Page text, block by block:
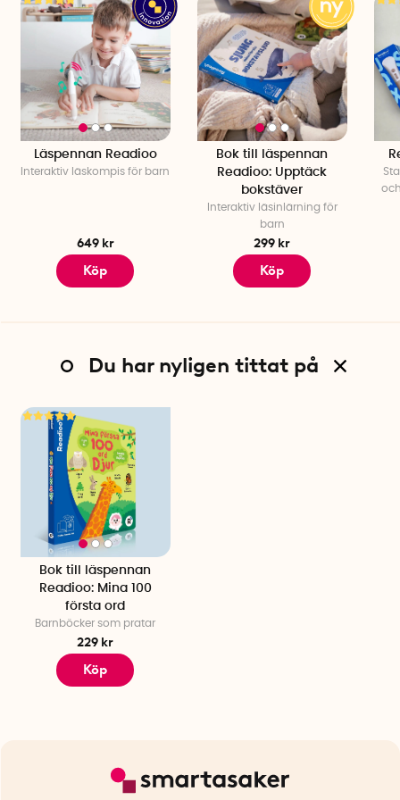
Läspennan Readioo
Interaktiv läskompis för barn
649 kr
Köp
Bok till läspennan
Readioo: Upptäck
bokstäver
Interaktiv läsinlärning för
barn
299 kr
Köp
Du har nyligen tittat på
Bok till läspennan
Readioo: Mina 100
första ord
Barnböcker som pratar
229 kr
Köp